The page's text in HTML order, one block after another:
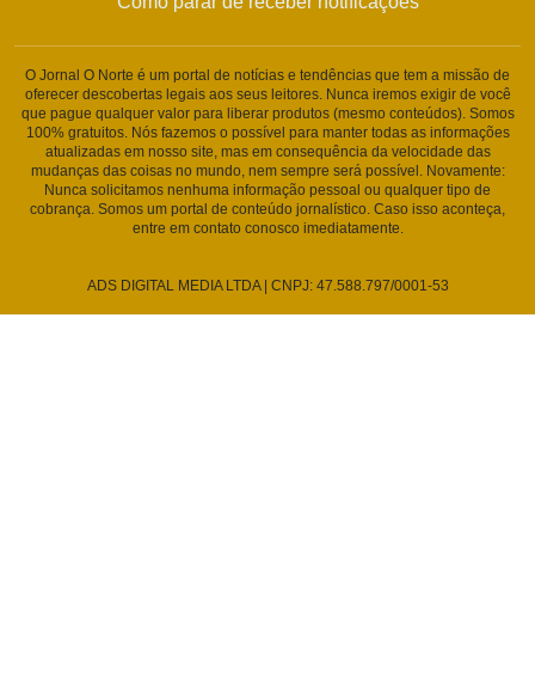
O Jornal O Norte é um portal de notícias e tendências que tem a missão de
oferecer descobertas legais aos seus leitores. Nunca iremos exigir de você
que pague qualquer valor para liberar produtos (mesmo conteúdos). Somos
100% gratuitos. Nós fazemos o possível para manter todas as informações
atualizadas em nosso site, mas em consequência da velocidade das
mudanças das coisas no mundo, nem sempre será possível. Novamente:
Nunca solicitamos nenhuma informação pessoal ou qualquer tipo de
cobrança. Somos um portal de conteúdo jornalístico. Caso isso aconteça,
entre em contato conosco imediatamente.
ADS DIGITAL MEDIA LTDA | CNPJ: 47.588.797/0001-53